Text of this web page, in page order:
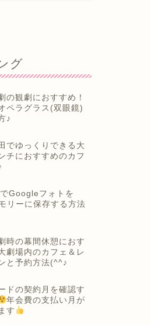
グ
の観劇におすすめ！
ペラグラス(双眼鏡)
♪
でゆっくりできる大
チにおすすめのカフ
Googleフォトを
リーに保存する方法
時の幕間休憩におす
劇場内のカフェ＆レ
と予約方法(^^♪
ドの契約月を確認す
年会費の支払い月が
す